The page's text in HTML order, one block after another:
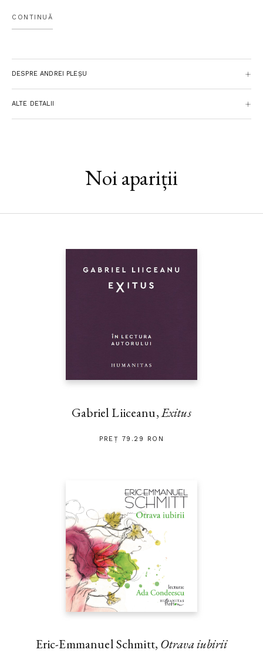
pare încă să ia în serios agitaţia noastră propagandistică,
spaimele noastre apocaliptice. Se poate trăi. Se poate trăi bine.
CONTINUĂ
DESPRE ANDREI PLEȘU
ALTE DETALII
Noi apariții
Gabriel Liiceanu,Exitus
PREȚ 79.29 RON
Eric-Emmanuel Schmitt, Otrava iubirii